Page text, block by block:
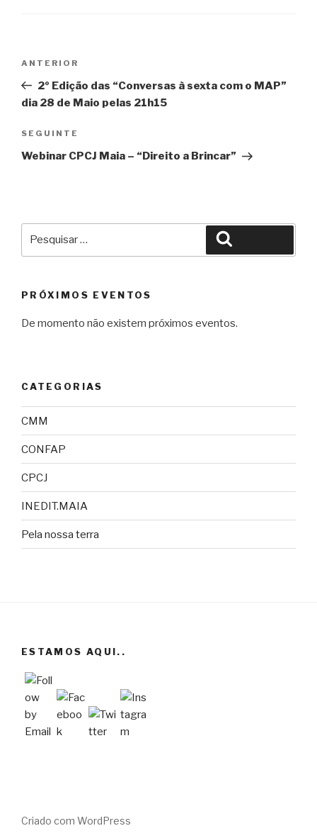
artigos
Conteúdo
anterior
ANTERIOR
2º Edição das “Conversas à sexta com o MAP”
dia 28 de Maio pelas 21h15
Conteúdo
seguinte
SEGUINTE
Webinar CPCJ Maia – “Direito a Brincar”
PRÓXIMOS EVENTOS
De momento não existem próximos eventos.
CATEGORIAS
CMM
CONFAP
CPCJ
INEDIT.MAIA
Pela nossa terra
ESTAMOS AQUI..
Criado com WordPress